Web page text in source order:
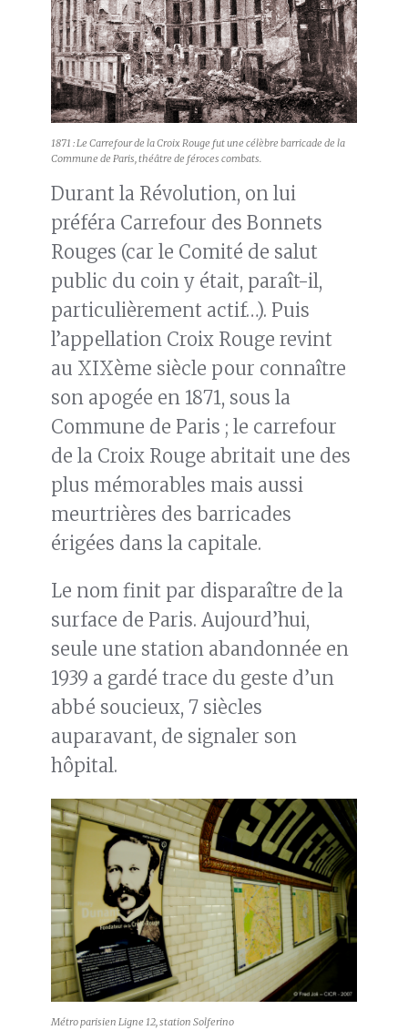
1871 : Le Carrefour de la Croix Rouge fut une célèbre barricade de la
Commune de Paris, théâtre de féroces combats.
Durant la Révolution, on lui
préféra Carrefour des Bonnets
Rouges (car le Comité de salut
public du coin y était, paraît-il,
particulièrement actif…). Puis
l’appellation Croix Rouge revint
au XIXème siècle pour connaître
son apogée en 1871, sous la
Commune de Paris ; le carrefour
de la Croix Rouge abritait une des
plus mémorables mais aussi
meurtrières des barricades
érigées dans la capitale.
Le nom finit par disparaître de la
surface de Paris. Aujourd’hui,
seule une station abandonnée en
1939 a gardé trace du geste d’un
abbé soucieux, 7 siècles
auparavant, de signaler son
hôpital.
Métro parisien Ligne 12, station Solferino